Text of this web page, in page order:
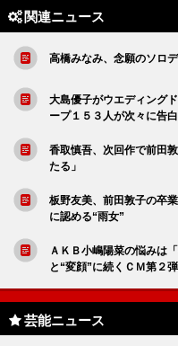
関連ニュース
高橋みなみ、念願のソロ
大島優子がウエディング
ープ１５３人が次々に告白
香取慎吾、次回作で前田
たる」
板野友美、前田敦子の卒
に認める“雨女”
ＡＫＢ小嶋陽菜の悩みは
と“変顔”に続くＣＭ第２弾
芸能ニュース